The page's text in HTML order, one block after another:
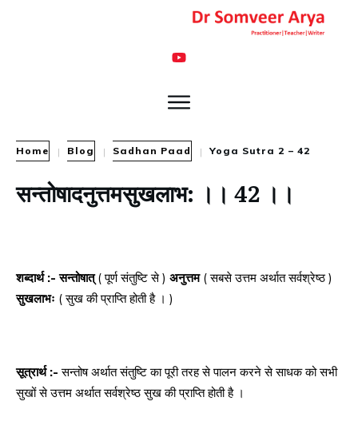
Home | Blog | Sadhan Paad | Yoga Sutra 2 – 42
सन्तोषादनुत्तमसुखलाभ: ।। 42 ।।
शब्दार्थ :- सन्तोषात्( पूर्ण संतुष्टि से ) अनुत्तम ( सबसे उत्तम अर्थात सर्वश्रेष्ठ )
सुखलाभः ( सुख की प्राप्ति होती है । )
सूत्रार्थ :-सन्तोष अर्थात संतुष्टि का पूरी तरह से पालन करने से साधक को सभी
सुखों से उत्तम अर्थात सर्वश्रेष्ठ सुख की प्राप्ति होती है ।